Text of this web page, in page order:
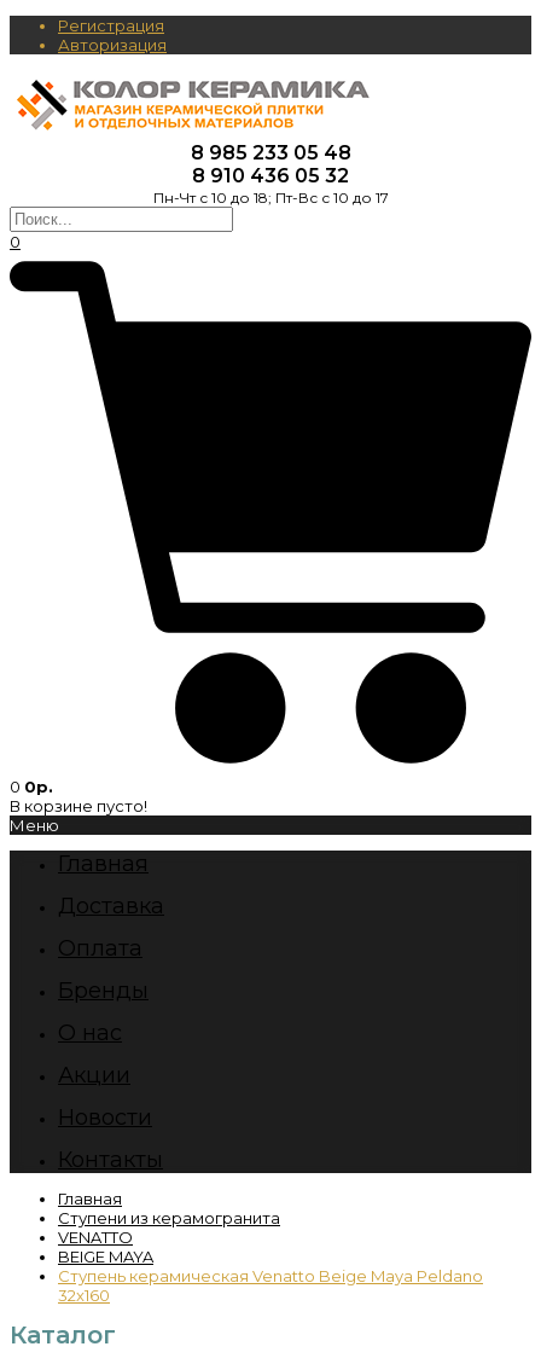
Регистрация
Авторизация
8 985 233 05 48
8 910 436 05 32
Пн-Чт с 10 до 18; Пт-Вс с 10 до 17
0
0 0р.
В корзине пусто!
Меню
Главная
Доставка
Оплата
Бренды
О нас
Акции
Новости
Контакты
Главная
Ступени из керамогранита
VENATTO
BEIGE MAYA
Ступень керамическая Venatto Beige Maya Peldano
32x160
Каталог